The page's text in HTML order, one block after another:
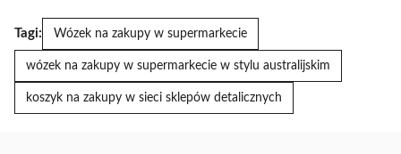
Tagi: Wózek na zakupy w supermarkecie
wózek na zakupy w supermarkecie w stylu australijskim
koszyk na zakupy w sieci sklepów detalicznych